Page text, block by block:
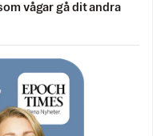
vågar gå dit andra